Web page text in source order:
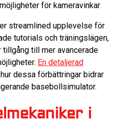
för kameravinkar
streamlined upplevelse för
tutorials och träningslägen,
till mer avancerade
En detaljerad
dessa förbättringar bidrar
basebollsimulator.
i